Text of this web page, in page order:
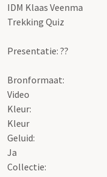
IDM Klaas Veenma
Trekking Quiz
Presentatie: ??
Bronformaat:
Video
Kleur:
Kleur
Geluid:
Ja
Collectie: